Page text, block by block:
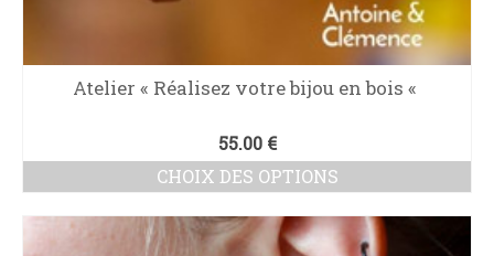
Atelier « Réalisez votre bijou en bois «
55.00 €
CHOIX DES OPTIONS
produit